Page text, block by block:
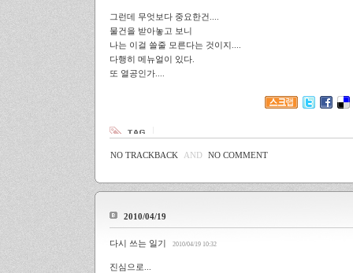
그런데 무엇보다 중요한건....
물건을 받아놓고 보니
나는 이걸 쓸줄 모른다는 것이지....
다행히 메뉴얼이 있다.
또 열공인가....
NO TRACKBACK AND NO COMMENT
2010/04/19
다시 쓰는 일기 2010/04/19 10:32
진심으로...